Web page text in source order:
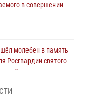
в совершении
молебен в память
Росгвардии святого
Владимира